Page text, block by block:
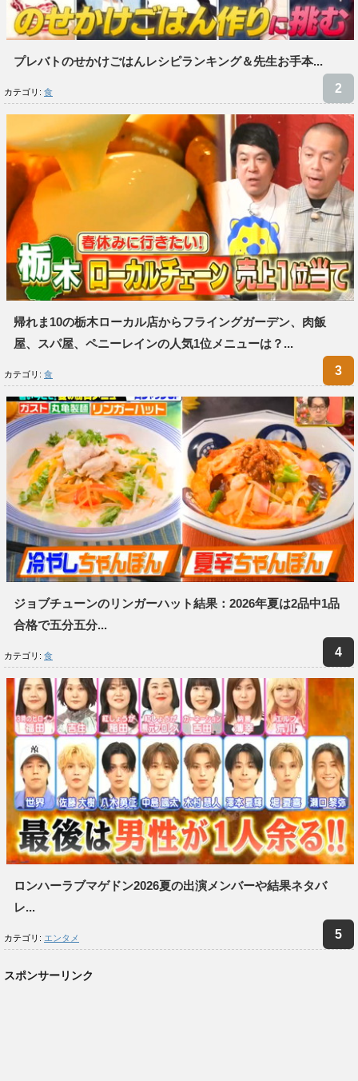
プレバトのせかけごはんレシピランキング＆先生お手本...
カテゴリ: 食
帰れま10の栃木ローカル店からフライングガーデン、肉飯
屋、スパ屋、ペニーレインの人気1位メニューは？...
カテゴリ: 食
ジョブチューンのリンガーハット結果：2026年夏は2品中1品
合格で五分五分...
カテゴリ: 食
ロンハーラブマゲドン2026夏の出演メンバーや結果ネタバ
レ...
カテゴリ: エンタメ
スポンサーリンク